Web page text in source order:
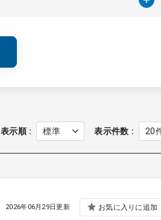
表示順 表示件数
2026年06月29日更新 お気に入りに追加